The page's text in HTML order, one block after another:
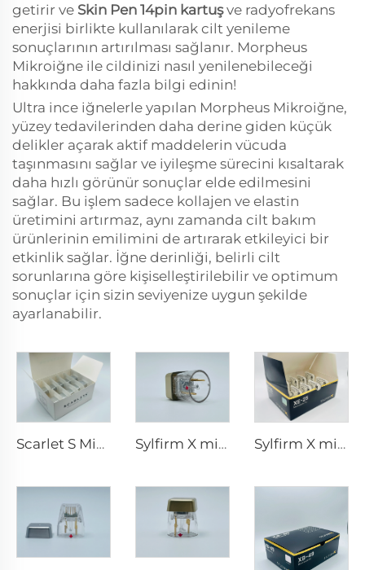
getirir ve Skin Pen 14pin kartuşve radyofrekans
enerjisi birlikte kullanılarak cilt yenileme
sonuçlarının artırılması sağlanır. Morpheus
Mikroiğne ile cildinizi nasıl yenilenebileceği
hakkında daha fazla bilgi edinin!
Ultra ince iğnelerle yapılan Morpheus Mikroiğne,
yüzey tedavilerinden daha derine giden küçük
delikler açarak aktif maddelerin vücuda
taşınmasını sağlar ve iyileşme sürecini kısaltarak
daha hızlı görünür sonuçlar elde edilmesini
sağlar. Bu işlem sadece kollajen ve elastin
üretimini artırmaz, aynı zamanda cilt bakım
ürünlerinin emilimini de artırarak etkileyici bir
etkinlik sağlar. İğne derinliği, belirli cilt
sorunlarına göre kişiselleştirilebilir ve optimum
sonuçlar için sizin seviyenize uygun şekilde
ayarlanabilir.
Scarlet S Mikroiğneleme rf Bi-polar Elektrotlar Tüketilebilir uç 25pin Sylfirm X mikroiğneleme rf uçları X-25 Sylfirm X mikroiğneleme rf uçları XE-25